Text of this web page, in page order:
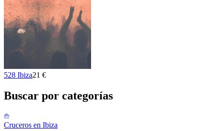
528 Ibiza21 €
Buscar por categorías
Cruceros en Ibiza